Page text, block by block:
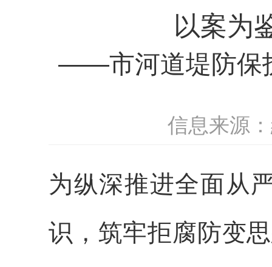
以案为
——市河道堤防保
信息来源
为纵深推进全面从
识，筑牢拒腐防变